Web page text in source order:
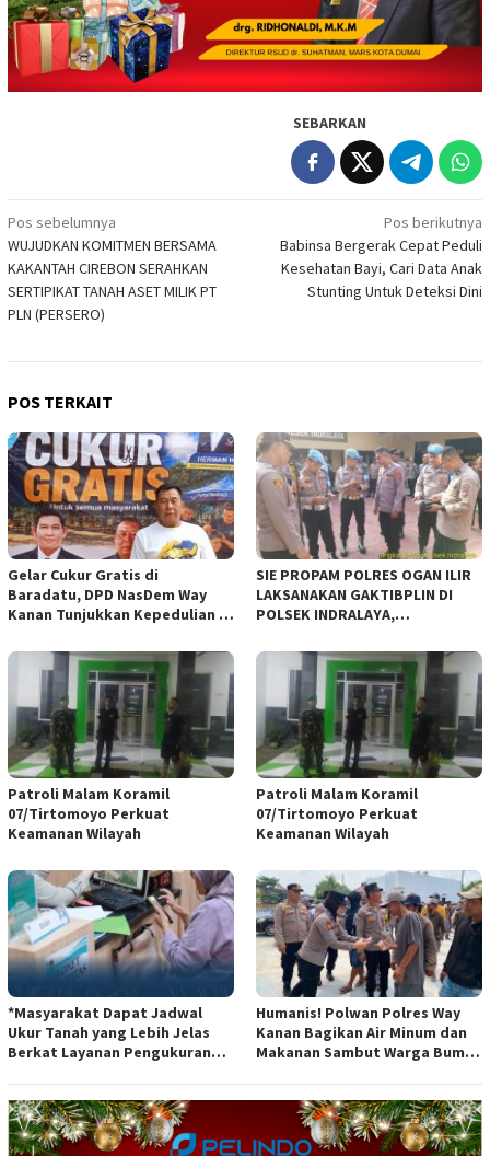
SEBARKAN
Navigasi
pos
Pos sebelumnya
WUJUDKAN KOMITMEN BERSAMA
KAKANTAH CIREBON SERAHKAN
SERTIPIKAT TANAH ASET MILIK PT
PLN (PERSERO)
Pos berikutnya
Babinsa Bergerak Cepat Peduli
Kesehatan Bayi, Cari Data Anak
Stunting Untuk Deteksi Dini
POS TERKAIT
Gelar Cukur Gratis di
Baradatu, DPD NasDem Way
Kanan Tunjukkan Kepedulian di
SIE PROPAM POLRES OGAN ILIR
LAKSANAKAN GAKTIBPLIN DI
POLSEK INDRALAYA,
PERSONEL POLRI*
Patroli Malam Koramil
07/Tirtomoyo Perkuat
Keamanan Wilayah
Patroli Malam Koramil
07/Tirtomoyo Perkuat
Keamanan Wilayah
*Masyarakat Dapat Jadwal
Ukur Tanah yang Lebih Jelas
Berkat Layanan Pengukuran
Humanis! Polwan Polres Way
Kanan Bagikan Air Minum dan
Makanan Sambut Warga Bumi